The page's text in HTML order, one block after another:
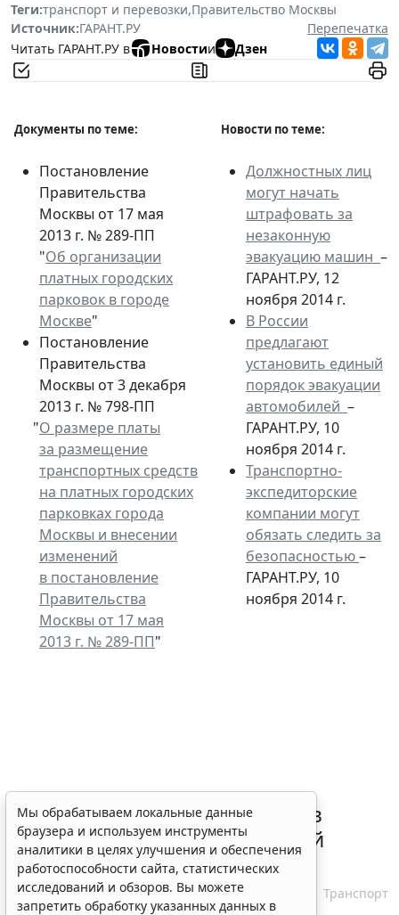
Теги:транспорт и перевозки,Правительство Москвы
Источник:ГАРАНТ.РУ
Перепечатка
Читать ГАРАНТ.РУ в
Новостии Дзен
Документы по теме: Новости по теме:
Постановление
Правительства
Москвы от 17 мая
2013 г. № 289-ПП
"Об организации
платных городских
парковок в городе
Москве"
Постановление
Правительства
Москвы от 3 декабря
2013 г. № 798-ПП
"О размере платы
за размещение
транспортных средств
на платных городских
парковках города
Москвы и внесении
изменений
в постановление
Правительства
Москвы от 17 мая
2013 г. № 289-ПП"
Должностных лиц
могут начать
штрафовать за
незаконную
эвакуацию машин –
ГАРАНТ.РУ, 12
ноября 2014 г.
В России
предлагают
установить единый
порядок эвакуации
автомобилей –
ГАРАНТ.РУ, 10
ноября 2014 г.
Транспортно-
экспедиторские
компании могут
обязать следить за
безопасностью–
ГАРАНТ.РУ, 10
ноября 2014 г.
ВС РФ признал лишение прав
незаконным при неизвестной
личности водителя
7 августа 2026 16:37 Транспорт
Мы обрабатываем локальные данные
браузера и используем инструменты
аналитики в целях улучшения и обеспечения
работоспособности сайта, статистических
исследований и обзоров. Вы можете
запретить обработку указанных данных в